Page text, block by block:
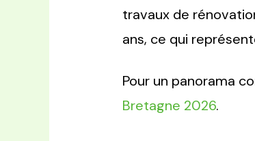
travaux de
ans, ce qui
Pour un panorama
Bretagne 2026.